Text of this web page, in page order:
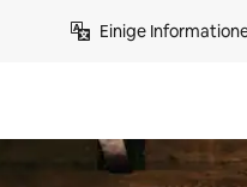
Einige